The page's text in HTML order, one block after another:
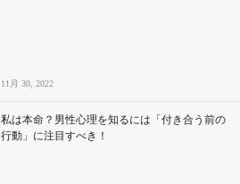
11月 30, 2022
私は本命？男性心理を知るには「付き合う前の
行動」に注目すべき！